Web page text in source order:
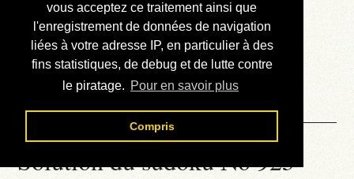
vous acceptez ce traitement ainsi que
l'enregistrement de données de navigation
liées à votre adresse IP, en particulier à des
fins statistiques, de debug et de lutte contre
le piratage. Pour en savoir plus
Compris
Annonces
Liens externes
Téléchargement
Contact
Solution du sudoku No 925